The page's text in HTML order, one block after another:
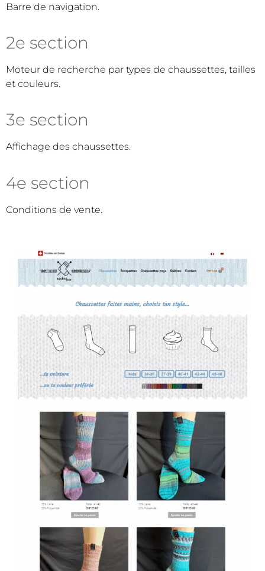
Barre de navigation.
2e section
Moteur de recherche par types de chaussettes, tailles
et couleurs.
3e section
Affichage des chaussettes.
4e section
Conditions de vente.